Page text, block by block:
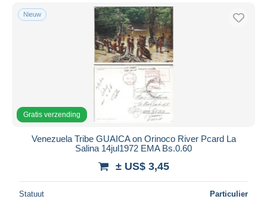
Nieuw
Gratis verzending
Venezuela Tribe GUAICA on Orinoco River Pcard La
Salina 14jul1972 EMA Bs.0.60
± US$ 3,45
Statuut Particulier